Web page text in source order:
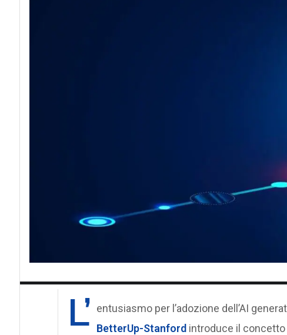
L’ entusiasmo per l’adozione dell’AI
BetterUp-Stanford introduce il concetto